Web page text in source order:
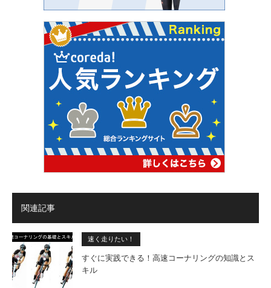
関連記事
速く走りたい！
すぐに実践できる！高速コーナリングの知識とス
キル